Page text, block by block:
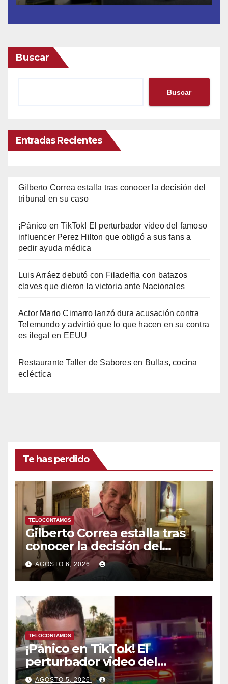
Buscar
Buscar
Entradas Recientes
Gilberto Correa estalla tras conocer la decisión del
tribunal en su caso
¡Pánico en TikTok! El perturbador video del famoso
influencer Perez Hilton que obligó a sus fans a
pedir ayuda médica
Luis Arráez debutó con Filadelfia con batazos
claves que dieron la victoria ante Nacionales
Actor Mario Cimarro lanzó dura acusación contra
Telemundo y advirtió que lo que hacen en su contra
es ilegal en EEUU
Restaurante Taller de Sabores en Bullas, cocina
ecléctica
Te has perdido
TELOCONTAMOS
Gilberto Correa estalla tras
conocer la decisión del
tribunal en su caso
AGOSTO 6, 2026
TELOCONTAMOS
¡Pánico en TikTok! El
perturbador video del
famoso influencer Perez
AGOSTO 5, 2026